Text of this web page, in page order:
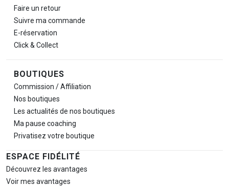
Faire un retour
Suivre ma commande
E-réservation
Click & Collect
BOUTIQUES
Commission / Affiliation
Nos boutiques
Les actualités de nos boutiques
Ma pause coaching
Privatisez votre boutique
ESPACE FIDÉLITÉ
Découvrez les avantages
Voir mes avantages